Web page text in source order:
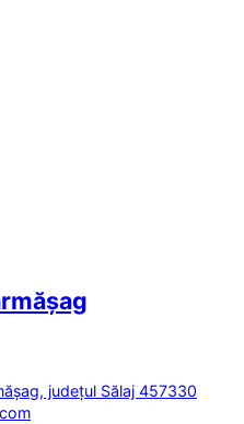
județul Sălaj 457330